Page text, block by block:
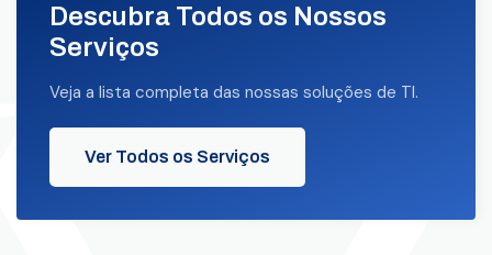
Descubra Todos os Nossos
Serviços
Veja a lista completa das nossas soluções de TI.
Ver Todos os Serviços